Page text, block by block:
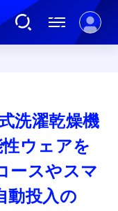
洗濯乾燥機
ウェアを
ースやスマ
動投入の